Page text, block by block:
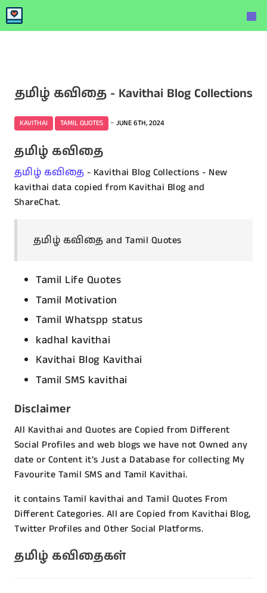
தமிழ் கவிதை - Kavithai Blog Collections
KAVITHAI TAMIL QUOTES - JUNE 6TH, 2024
தமிழ் கவிதை
தமிழ் கவிதை - Kavithai Blog Collections - New
kavithai data copied from Kavithai Blog and
ShareChat.
தமிழ் கவிதை and Tamil Quotes
Tamil Life Quotes
Tamil Motivation
Tamil Whatspp status
kadhal kavithai
Kavithai Blog Kavithai
Tamil SMS kavithai
Disclaimer
All Kavithai and Quotes are Copied from Different
Social Profiles and web blogs we have not Owned any
date or Content it's Just a Database for collecting My
Favourite Tamil SMS and Tamil Kavithai.
it contains Tamil kavithai and Tamil Quotes From
Different Categories. All are Copied from Kavithai Blog,
Twitter Profiles and Other Social Platforms.
தமிழ் கவிதைகள்